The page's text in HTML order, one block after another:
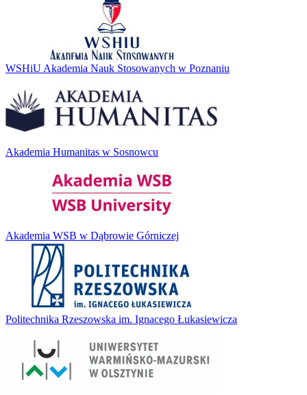
WSHiU Akademia Nauk Stosowanych w Poznaniu
Akademia Humanitas w Sosnowcu
Akademia WSB w Dąbrowie Górniczej
Politechnika Rzeszowska im. Ignacego Łukasiewicza